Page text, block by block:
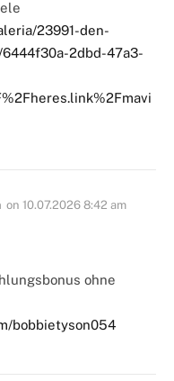
23991-den-
2dbd-47a3-
on 10.07.2026 8:42 am
ohne
bobbietyson054